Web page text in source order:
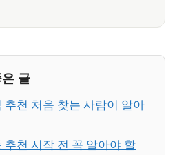
글
추천 처음 찾는 사람이 알아
추천 시작 전 꼭 알아야 할